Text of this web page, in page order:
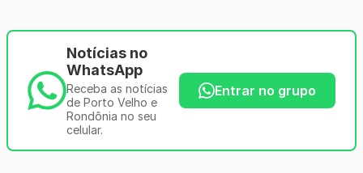
Notícias no
WhatsApp
Receba as notícias
de Porto Velho e
Rondônia no seu
celular.
Entrar no grupo